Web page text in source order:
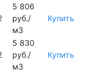
5 806
руб./
м3
Купить
5 830
руб./
м3
Купить